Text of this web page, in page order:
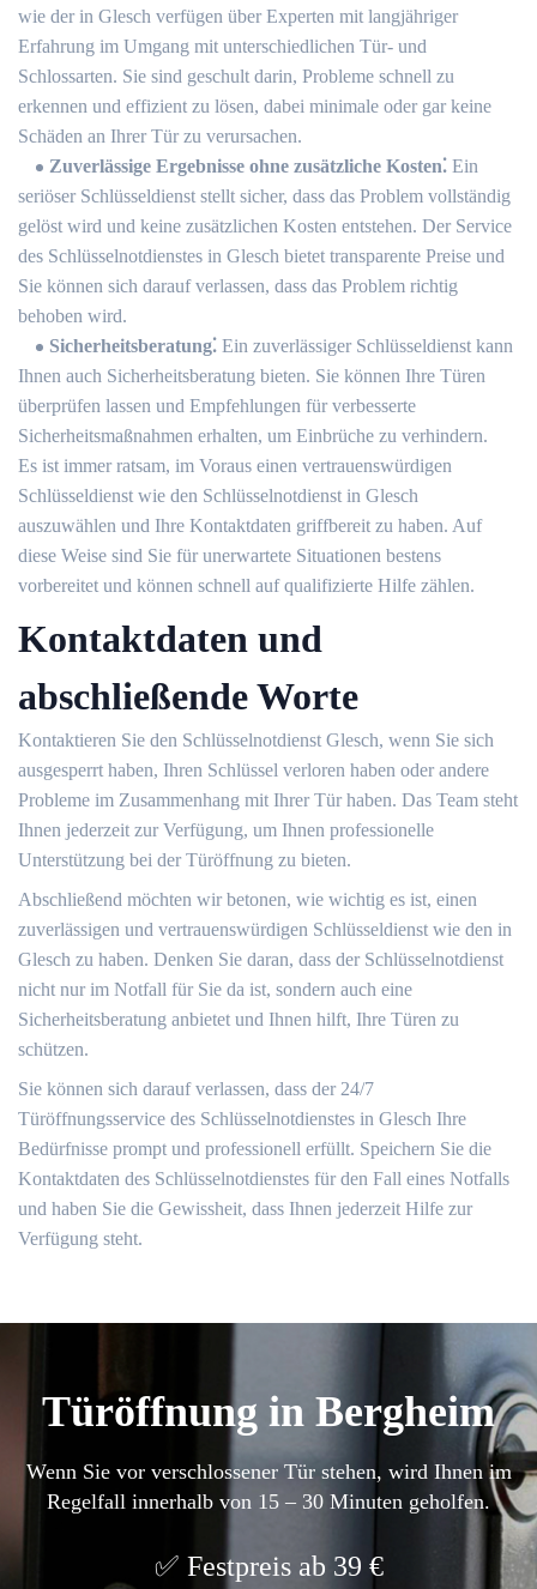
wie der in Glesch verfügen über Experten mit langjähriger
Erfahrung im Umgang mit unterschiedlichen Tür- und
Schlossarten.​ Sie sind geschult darin, Probleme schnell zu
erkennen und effizient zu lösen, dabei minimale oder gar keine
Schäden an Ihrer Tür zu verursachen.​
Zuverlässige Ergebnisse ohne zusätzliche Kosten⁚ Ein
seriöser Schlüsseldienst stellt sicher, dass das Problem vollständig
gelöst wird und keine zusätzlichen Kosten entstehen.​ Der Service
des Schlüsselnotdienstes in Glesch bietet transparente Preise und
Sie können sich darauf verlassen, dass das Problem richtig
behoben wird.
Sicherheitsberatung⁚ Ein zuverlässiger Schlüsseldienst kann
Ihnen auch Sicherheitsberatung bieten.​ Sie können Ihre Türen
überprüfen lassen und Empfehlungen für verbesserte
Sicherheitsmaßnahmen erhalten, um Einbrüche zu verhindern.​
Es ist immer ratsam, im Voraus einen vertrauenswürdigen
Schlüsseldienst wie den Schlüsselnotdienst in Glesch
auszuwählen und Ihre Kontaktdaten griffbereit zu haben. Auf
diese Weise sind Sie für unerwartete Situationen bestens
vorbereitet und können schnell auf qualifizierte Hilfe zählen.​
Kontaktdaten und
abschließende Worte
Kontaktieren Sie den Schlüsselnotdienst Glesch, wenn Sie sich
ausgesperrt haben, Ihren Schlüssel verloren haben oder andere
Probleme im Zusammenhang mit Ihrer Tür haben.​ Das Team steht
Ihnen jederzeit zur Verfügung, um Ihnen professionelle
Unterstützung bei der Türöffnung zu bieten.​
Abschließend möchten wir betonen, wie wichtig es ist, einen
zuverlässigen und vertrauenswürdigen Schlüsseldienst wie den in
Glesch zu haben.​ Denken Sie daran, dass der Schlüsselnotdienst
nicht nur im Notfall für Sie da ist, sondern auch eine
Sicherheitsberatung anbietet und Ihnen hilft, Ihre Türen zu
schützen.
Sie können sich darauf verlassen, dass der 24/7
Türöffnungsservice des Schlüsselnotdienstes in Glesch Ihre
Bedürfnisse prompt und professionell erfüllt.​ Speichern Sie die
Kontaktdaten des Schlüsselnotdienstes für den Fall eines Notfalls
und haben Sie die Gewissheit, dass Ihnen jederzeit Hilfe zur
Verfügung steht.​
Türöffnung in Bergheim
Wenn Sie vor verschlossener Tür stehen, wird Ihnen im
Regelfall innerhalb von 15 – 30 Minuten geholfen.
Festpreis ab 39 €